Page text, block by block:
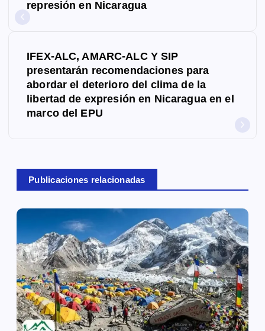
e
e
n
represión en Nicaragua
IFEX-ALC, AMARC-ALC Y SIP
presentarán recomendaciones para
abordar el deterioro del clima de la
libertad de expresión en Nicaragua en el
marco del EPU
Publicaciones relacionadas